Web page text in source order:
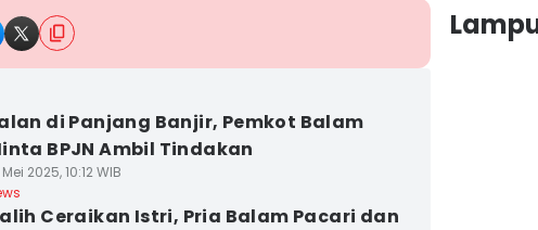
di Panjang Banjir, Pemkot Balam
BPJN Ambil Tindakan
Mei 2025, 10:12 WIB
Ceraikan Istri, Pria Balam Pacari dan